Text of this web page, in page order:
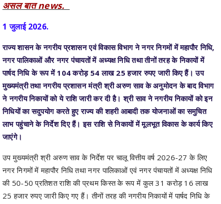
नगर पालिकाओं और नगर पंचायतों में अध्यक्ष निधि तथा तीनों तरह के निकायों में
पार्षद निधि के रूप में 104 करोड़ 54 लाख 25 हजार रुपए जारी किए हैं। उप
मुख्यमंत्री तथा नगरीय प्रशासन मंत्री श्री अरुण साव के अनुमोदन के बाद विभाग
ने नगरीय निकायों को ये राशि जारी कर दी है। श्री साव ने नगरीय निकायों को इन
निधियों का सदुपयोग करते हुए राज्य की शहरी आबादी तक योजनाओं का समुचित
लाभ पहुंचाने के निर्देश दिए हैं। इस राशि से निकायों में मूलभूत विकास के कार्य किए
जाएंगे।
उप मुख्यमंत्री श्री अरुण साव के निर्देश पर चालू वित्तीय वर्ष 2026-27 के लिए
नगर निगमों में महापौर निधि तथा नगर पालिकाओं एवं नगर पंचायतों में अध्यक्ष निधि
की 50-50 प्रतिशत राशि की प्रथम किस्त के रूप में कुल 31 करोड़ 16 लाख
25 हजार रुपए जारी किए गए हैं। तीनों तरह की नगरीय निकायों में पार्षद निधि के
रूप में कुल 73 करोड़ 38 लाख रुपए भी जारी किए गए हैं।
विभाग द्वारा 14 नगर निगमों में महापौर निधि के 10 करोड़ 12 लाख 50 हजार